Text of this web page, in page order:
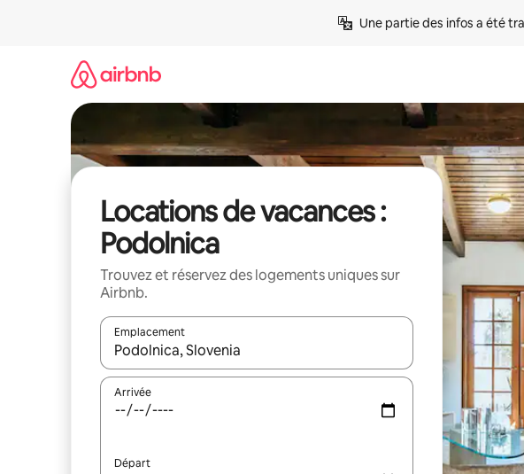
Une partie des infos a été
Locations de vacances :
Podolnica
Trouvez et réservez des logements uniques sur
Airbnb.
Emplacement
Quand les résultats sont affichés, parcourez-les en utilisant les flèches
Arrivée
Départ